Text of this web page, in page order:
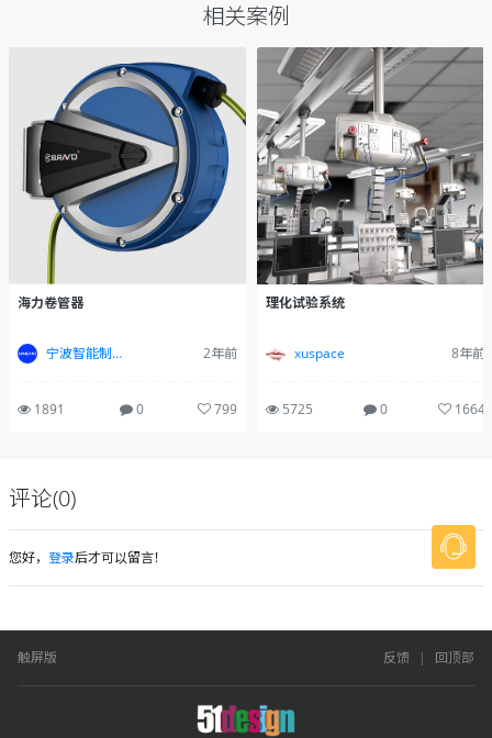
相关案例
海力卷管器
宁波智能制造设计——宁波木马 2年前
1891 0 799
理化试验系统
xuspace 8年前
5725 0 1664
评论(0)
您好， 登录后才可以留言！
触屏版 反馈 | 回顶部